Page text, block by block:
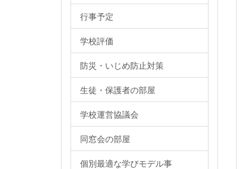
行事予定
学校評価
防災・いじめ防止対策
生徒・保護者の部屋
学校運営協議会
同窓会の部屋
個別最適な学びモデル事